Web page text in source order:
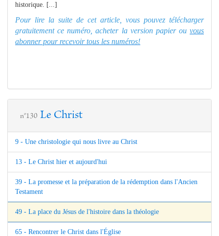
historique. [...]
Pour lire la suite de cet article, vous pouvez télécharger
gratuitement ce numéro, acheter la version papier ou vous
abonner pour recevoir tous les numéros!
n°130 Le Christ
9 - Une christologie qui nous livre au Christ
13 - Le Christ hier et aujourd'hui
39 - La promesse et la préparation de la rédemption dans l'Ancien
Testament
49 - La place du Jésus de l'histoire dans la théologie
65 - Rencontrer le Christ dans l'Église